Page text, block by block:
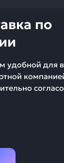
по
удобной для